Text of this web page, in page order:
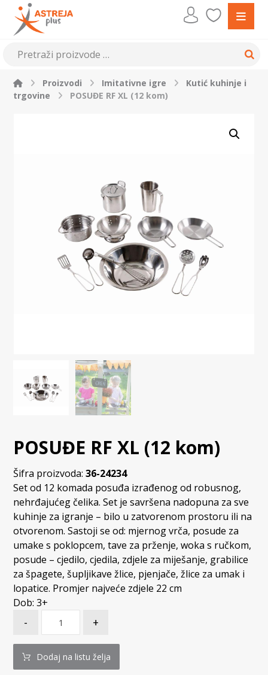
Proizvodi Imitativne igre
Kutić kuhinje i
trgovine
POSUĐE RF XL (12 kom)
POSUĐE RF XL (12 kom)
Šifra proizvoda:36-24234
Set od 12 komada posuđa izrađenog od robusnog,
nehrđajućeg čelika. Set je savršena nadopuna za sve
kuhinje za igranje – bilo u zatvorenom prostoru ili na
otvorenom. Sastoji se od: mjernog vrča, posude za
umake s poklopcem, tave za prženje, woka s ručkom,
posude – cjedilo, cjedila, zdjele za miješanje, grabilice
za špagete, šupljikave žlice, pjenjače, žlice za umak i
lopatice. Promjer najveće zdjele 22 cm
Dob: 3+
- +
Dodaj na listu želja